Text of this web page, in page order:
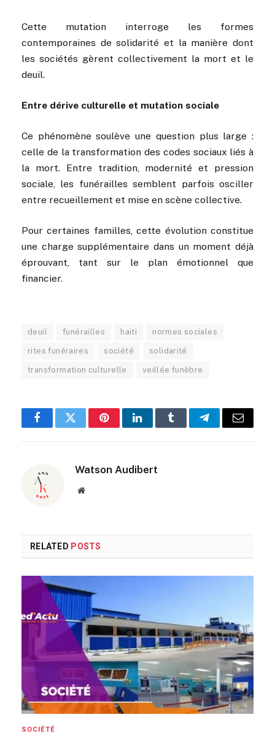
Cette mutation interroge les formes
contemporaines de solidarité et la manière dont
les sociétés gèrent collectivement la mort et le
deuil.
Entre dérive culturelle et mutation sociale
Ce phénomène soulève une question plus large :
celle de la transformation des codes sociaux liés à
la mort. Entre tradition, modernité et pression
sociale, les funérailles semblent parfois osciller
entre recueillement et mise en scène collective.
Pour certaines familles, cette évolution constitue
une charge supplémentaire dans un moment déjà
éprouvant, tant sur le plan émotionnel que
financier.
deuil funérailles haiti normes sociales
rites funéraires société solidarité
transformation culturelle veillée funèbre
FacebookTwitterPinterestLinkedInTumblrTelegramEmail
Watson Audibert
Website
RELATED POSTS
SOCIÉTÉ